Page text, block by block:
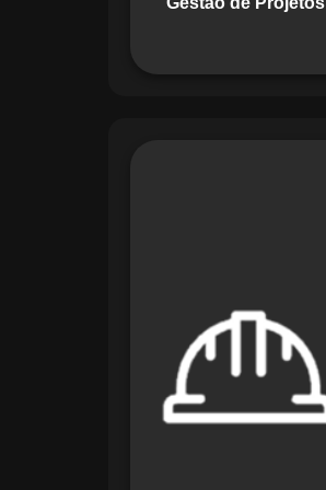
com eficiência.
Maestro organiza
registros de exames
e treinamentos,
automatiza alertas e
disponibiliza